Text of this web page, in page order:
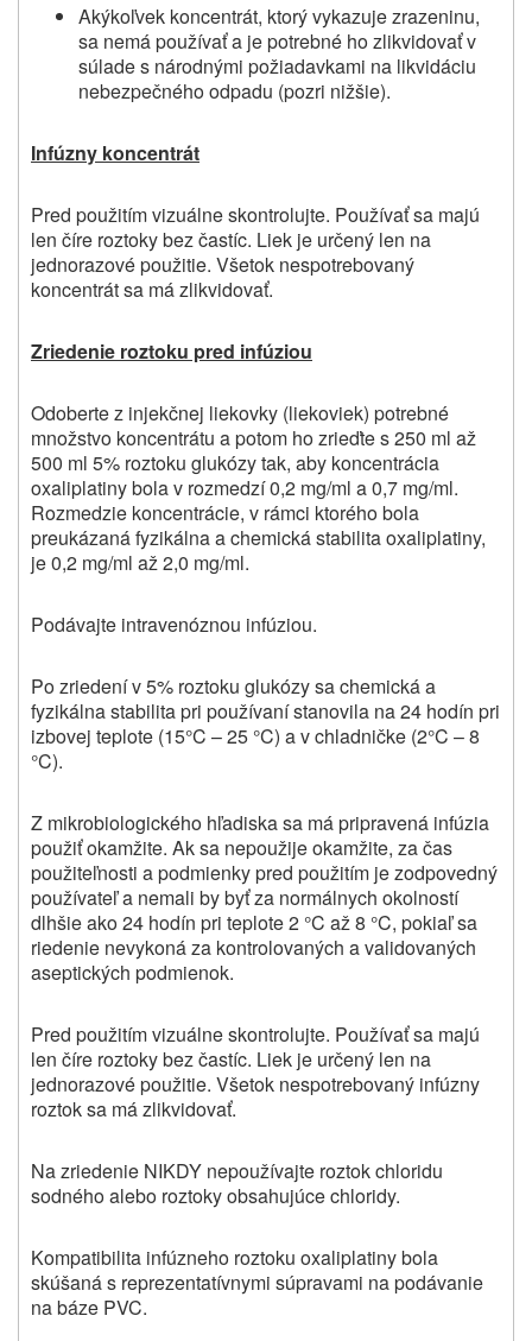
Akýkoľvek koncentrát, ktorý vykazuje zrazeninu,
sa nemá používať a je potrebné ho zlikvidovať v
súlade s národnými požiadavkami na likvidáciu
nebezpečného odpadu (pozri nižšie).
Infúzny koncentrát
Pred použitím vizuálne skontrolujte. Používať sa majú
len číre roztoky bez častíc. Liek je určený len na
jednorazové použitie. Všetok nespotrebovaný
koncentrát sa má zlikvidovať.
Zriedenie roztoku pred infúziou
Odoberte z injekčnej liekovky (liekoviek) potrebné
množstvo koncentrátu a potom ho zrieďte s 250 ml až
500 ml 5% roztoku glukózy tak, aby koncentrácia
oxaliplatiny bola v rozmedzí 0,2 mg/ml a 0,7 mg/ml.
Rozmedzie koncentrácie, v rámci ktorého bola
preukázaná fyzikálna a chemická stabilita oxaliplatiny,
je 0,2 mg/ml až 2,0 mg/ml.
Podávajte intravenóznou infúziou.
Po zriedení v 5% roztoku glukózy sa chemická a
fyzikálna stabilita pri používaní stanovila na 24 hodín pri
izbovej teplote (15°C – 25 °C) a v chladničke (2°C – 8
°C).
Z mikrobiologického hľadiska sa má pripravená infúzia
použiť okamžite. Ak sa nepoužije okamžite, za čas
použiteľnosti a podmienky pred použitím je zodpovedný
používateľ a nemali by byť za normálnych okolností
dlhšie ako 24 hodín pri teplote 2 °C až 8 °C, pokiaľ sa
riedenie nevykoná za kontrolovaných a validovaných
aseptických podmienok.
Pred použitím vizuálne skontrolujte. Používať sa majú
len číre roztoky bez častíc. Liek je určený len na
jednorazové použitie. Všetok nespotrebovaný infúzny
roztok sa má zlikvidovať.
Na zriedenie NIKDY nepoužívajte roztok chloridu
sodného alebo roztoky obsahujúce chloridy.
Kompatibilita infúzneho roztoku oxaliplatiny bola
skúšaná s reprezentatívnymi súpravami na podávanie
na báze PVC.